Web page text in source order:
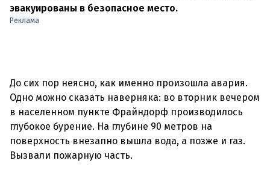
эвакуированы в безопасное место.
Реклама
До сих пор неясно, как именно произошла авария.
Одно можно сказать наверняка: во вторник вечером
в населенном пункте Фрайндорф производилось
глубокое бурение. На глубине 90 метров на
поверхность внезапно вышла вода, а позже и газ.
Вызвали пожарную часть.